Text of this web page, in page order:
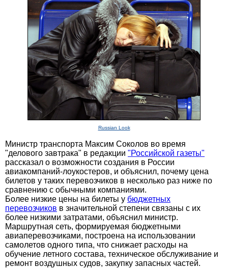
Russian Look
Министр транспорта Максим Соколов во время
"делового завтрака" в редакции "Российской газеты"
рассказал о возможности создания в России
авиакомпаний-лоукостеров, и объяснил, почему цена
билетов у таких перевозчиков в несколько раз ниже по
сравнению с обычными компаниями.
Более низкие цены на билеты у бюджетных
перевозчиков в значительной степени связаны с их
более низкими затратами, объяснил министр.
Маршрутная сеть, формируемая бюджетными
авиаперевозчиками, построена на использовании
самолетов одного типа, что снижает расходы на
обучение летного состава, техническое обслуживание и
ремонт воздушных судов, закупку запасных частей.